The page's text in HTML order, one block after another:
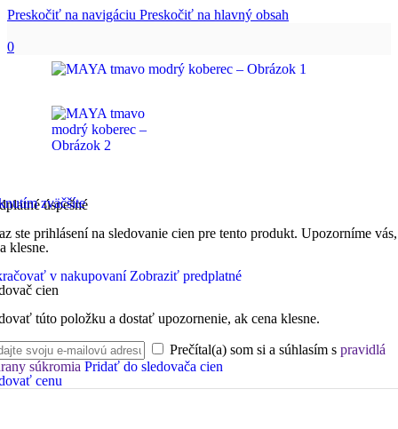
Preskočiť na navigáciu Preskočiť na hlavný obsah
0
zväčšíte
úspešné
ste prihlásení na sledovanie cien pre tento produkt. Upozorníme
klesne.
v nakupovaní Zobraziť predplatné
cien
túto položku a dostať upozornenie, ak cena klesne.
Prečítal(a) som si a súhlasím s pravidlá
súkromia Pridať do sledovača cien
cenu